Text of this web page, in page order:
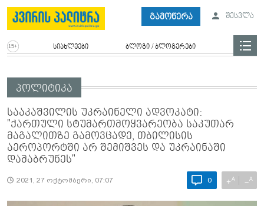
გამოწერა შესვლა
სიახლეები ბლოგი / ბლოგერები
პოლიტიკა
სააკაშვილის უკრაინელი ადვოკატი:
"ქართული სტუმართმოყვარეობა საკუთარ
მაგალითზე გამოვცადე, თბილისის
აეროპორტში არ შემიშვეს და უკრაინაში
დამაბრუნეს"
2021, 27 ოქტომბერი, 07:07 0 +A −A